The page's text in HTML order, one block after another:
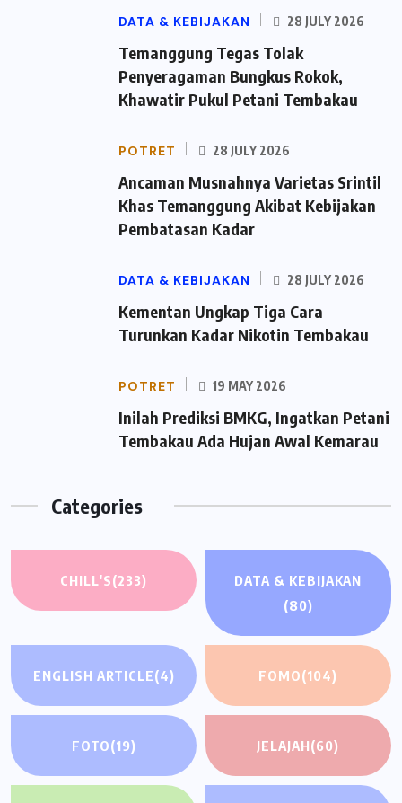
DATA & KEBIJAKAN 28 JULY 2026
Temanggung Tegas Tolak
Penyeragaman Bungkus Rokok,
Khawatir Pukul Petani Tembakau
POTRET 28 JULY 2026
Ancaman Musnahnya Varietas Srintil
Khas Temanggung Akibat Kebijakan
Pembatasan Kadar
DATA & KEBIJAKAN 28 JULY 2026
Kementan Ungkap Tiga Cara
Turunkan Kadar Nikotin Tembakau
POTRET 19 MAY 2026
Inilah Prediksi BMKG, Ingatkan Petani
Tembakau Ada Hujan Awal Kemarau
Categories
CHILL'S(233)
DATA & KEBIJAKAN
(80)
ENGLISH ARTICLE(4) FOMO(104)
FOTO(19) JELAJAH(60)